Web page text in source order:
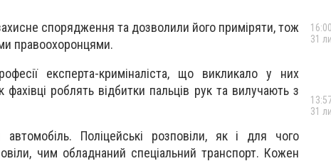
спорядження та дозволили його приміряти, тож
правоохоронцями.
експерта-криміналіста, що викликало у них
роблять відбитки пальців рук та вилучають з
Поліцейські розповіли, як і для чого
чим обладнаний спеціальний транспорт. Кожен
16:00
31
31